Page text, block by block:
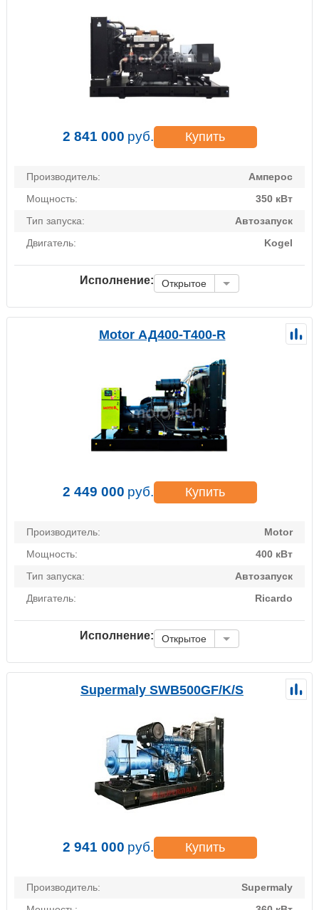
2 841 000 руб. Купить
Производитель:
Амперос
Мощность:
350 кВт
Тип запуска:
Автозапуск
Двигатель:
Kogel
Исполнение: Открытое
Motor АД400-Т400-R
2 449 000 руб. Купить
Производитель:
Motor
Мощность:
400 кВт
Тип запуска:
Автозапуск
Двигатель:
Ricardo
Исполнение: Открытое
Supermaly SWB500GF/K/S
2 941 000 руб. Купить
Производитель:
Supermaly